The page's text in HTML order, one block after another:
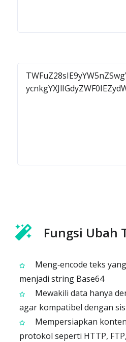
Fungsi Ubah
Meng‑encode teks
menjadi string Base64
Mewakili data hanya
agar kompatibel dengan
Mempersiapkan
protokol seperti HTTP,